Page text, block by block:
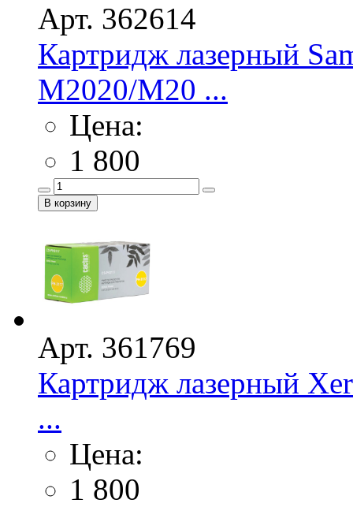
Арт. 362614
Картридж лазерный
M2020/M20 ...
Цена:
1 800
Арт. 361769
Картридж лазерный
...
Цена:
1 800